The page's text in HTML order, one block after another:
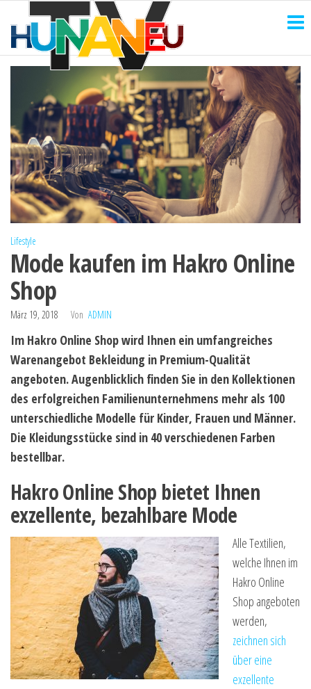
Inhalt
springen
Lifestyle
Mode kaufen im Hakro Online
Shop
März 19, 2018 Von ADMIN
Im Hakro Online Shop wird Ihnen ein umfangreiches
Warenangebot Bekleidung in Premium-Qualität
angeboten. Augenblicklich finden Sie in den Kollektionen
des erfolgreichen Familienunternehmens mehr als 100
unterschiedliche Modelle für Kinder, Frauen und Männer.
Die Kleidungsstücke sind in 40 verschiedenen Farben
bestellbar.
Hakro Online Shop bietet Ihnen
exzellente, bezahlbare Mode
Alle Textilien,
welche Ihnen im
Hakro Online
Shop angeboten
werden,
zeichnen sich
über eine
exzellente